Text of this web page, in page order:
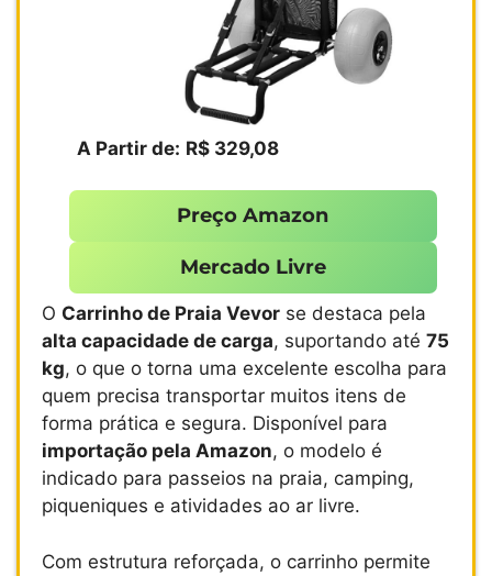
A Partir de: R$ 329,08
Preço Amazon
Mercado Livre
O Carrinho de Praia Vevor se destaca pela
alta capacidade de carga, suportando até 75
kg, o que o torna uma excelente escolha para
quem precisa transportar muitos itens de
forma prática e segura. Disponível para
importação pela Amazon, o modelo é
indicado para passeios na praia, camping,
piqueniques e atividades ao ar livre.
Com estrutura reforçada, o carrinho permite